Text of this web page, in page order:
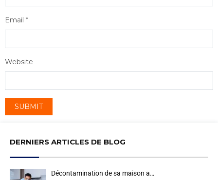
Email *
Website
DERNIERS ARTICLES DE BLOG
Décontamination de sa maison a…